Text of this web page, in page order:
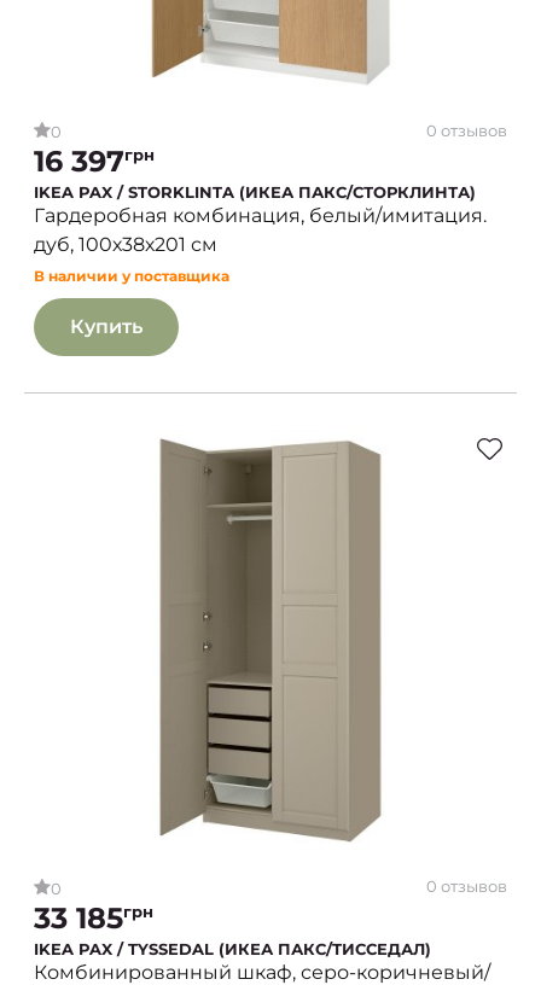
0 0 отзывов
16 397грн
IKEA PAX / STORKLINTA (ИКЕА ПАКС/СТОРКЛИНТА)
Гардеробная комбинация, белый/имитация.
дуб, 100х38х201 см
В наличии у поставщика
Купить
0 0 отзывов
33 185грн
IKEA PAX / TYSSEDAL (ИКЕА ПАКС/ТИССЕДАЛ)
Комбинированный шкаф, серо-коричневый/